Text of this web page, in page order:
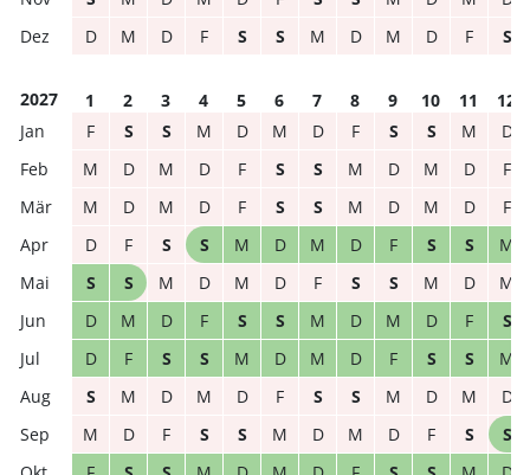
D
M D F S S M D M D F S
2027 1 2 3 4 5 6 7 8 9 10 11
12
F
S S M D M D F S S M
D
M
D M D F S S M D M D
F
M
D M D F S S M D M D
F
D
F S S M D M D F S S
M
S
S M D M D F S S M D
M
D
M D F S S M D M D F
S
D
F S S M D M D F S S
M
S
M D M D F S S M D M
D
M
D F S S M D M D F S
S